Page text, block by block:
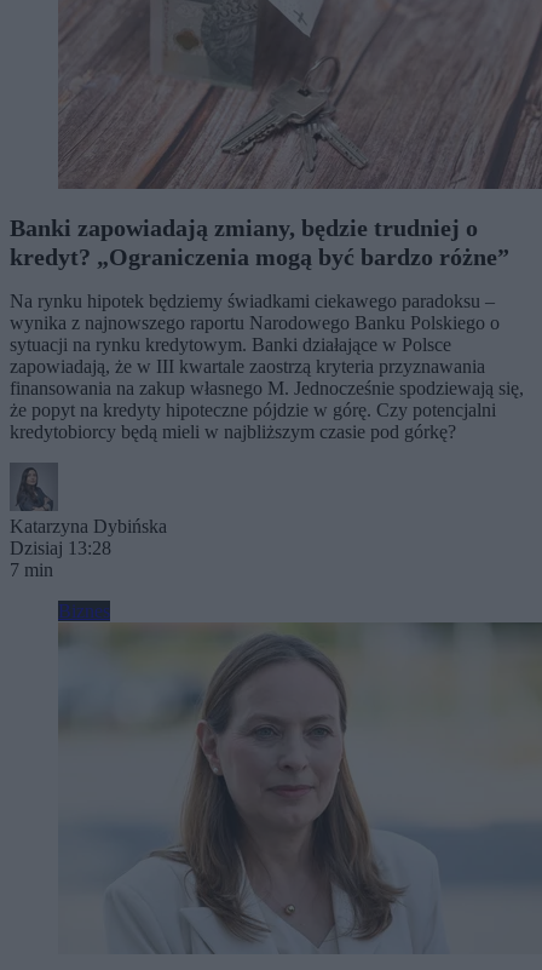
Banki zapowiadają zmiany, będzie trudniej o
kredyt? „Ograniczenia mogą być bardzo różne”
Na rynku hipotek będziemy świadkami ciekawego paradoksu –
wynika z najnowszego raportu Narodowego Banku Polskiego o
sytuacji na rynku kredytowym. Banki działające w Polsce
zapowiadają, że w III kwartale zaostrzą kryteria przyznawania
finansowania na zakup własnego M. Jednocześnie spodziewają się,
że popyt na kredyty hipoteczne pójdzie w górę. Czy potencjalni
kredytobiorcy będą mieli w najbliższym czasie pod górkę?
Katarzyna Dybińska
Dzisiaj 13:28
7 min
Biznes